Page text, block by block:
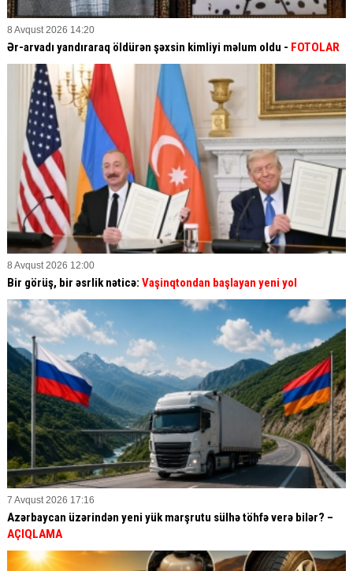
8 Avqust 2026 14:20
Ər-arvadı yandıraraq öldürən şəxsin kimliyi məlum oldu - FOTOLAR
8 Avqust 2026 12:00
Bir görüş, bir əsrlik nəticə: Vaşinqtondan başlayan yeni yol
7 Avqust 2026 17:16
Azərbaycan üzərindən yeni yük marşrutu sülhə töhfə verə bilər? –
AÇIQLAMA